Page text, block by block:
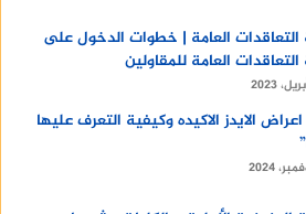
التعاقدات العامة | خطوات الدخول على
التعاقدات العامة للمقاولين
الايدز الاكيده وكيفية التعرف عليها